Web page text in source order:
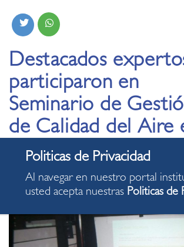
Destacados
participaron en
Seminario de
de Calidad del Aire
Ciudades Resilientes
Al navegar en nuestro portal
usted acepta nuestras Politicas de